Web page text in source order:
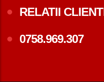
RELATII
0758.969.307